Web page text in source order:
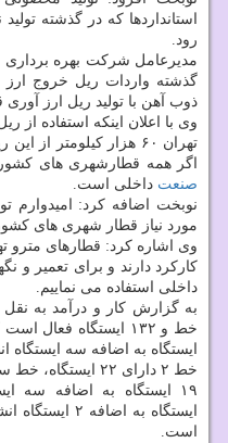
استانداردها که در گذشته
رود.
مدیرعامل شرکت بهره برداری
گذشته واردات ریل خروج ارز
ذوب آهن با تولید ریل ارز
تهران ۶۰ هزار کیلومتر
اگر همه قطارشهری های کشور
صنعت داخلی است.
نوبخت اضافه کرد: امیدوارم
مورد نیاز قطار شهری های
کارکرد دارند و برای تعمیر و
داخلی استفاده می نماییم.
به گزارش کار و درآمد به نقل
ایستگاه به اضافه سه ایستگاه
است.